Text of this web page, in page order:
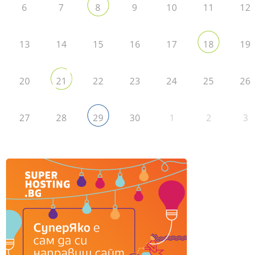
6 7 8 9 10 11 12
13 14 15 16 17 18 19
20 21 22 23 24 25 26
27 28 29 30 1 2 3